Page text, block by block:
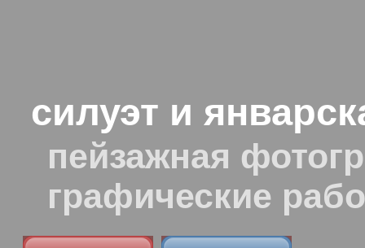
силуэт и
пейзажная
графические